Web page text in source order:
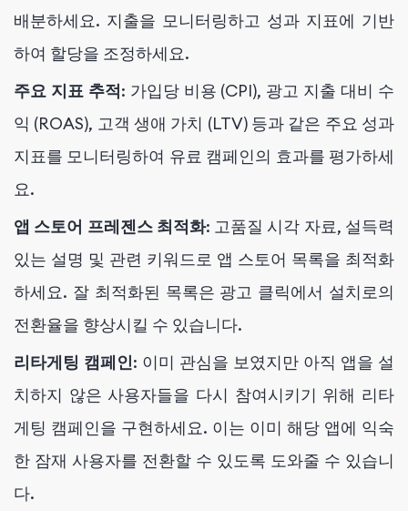
배분하세요. 지출을 모니터링하고 성과 지표에 기반
하여 할당을 조정하세요.
주요 지표 추적: 가입당 비용 (CPI), 광고 지출 대비 수
익 (ROAS), 고객 생애 가치 (LTV) 등과 같은 주요 성과
지표를 모니터링하여 유료 캠페인의 효과를 평가하세
요.
앱 스토어 프레젠스 최적화: 고품질 시각 자료, 설득력
있는 설명 및 관련 키워드로 앱 스토어 목록을 최적화
하세요. 잘 최적화된 목록은 광고 클릭에서 설치로의
전환율을 향상시킬 수 있습니다.
리타게팅 캠페인: 이미 관심을 보였지만 아직 앱을 설
치하지 않은 사용자들을 다시 참여시키기 위해 리타
게팅 캠페인을 구현하세요. 이는 이미 해당 앱에 익숙
한 잠재 사용자를 전환할 수 있도록 도와줄 수 있습니
다.